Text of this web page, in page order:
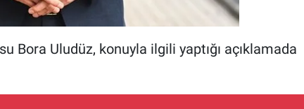
Bora Uludüz, konuyla ilgili yaptığı açıklamada